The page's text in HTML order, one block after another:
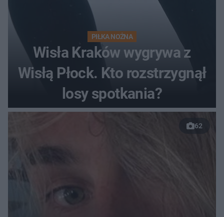
PIŁKA NOŻNA
Wisła Kraków wygrywa z
Wisłą Płock. Kto rozstrzygnął
losy spotkania?
62